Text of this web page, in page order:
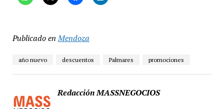
Publicado en Mendoza
año nuevo descuentos Palmares promociones
Redacción MASSNEGOCIOS